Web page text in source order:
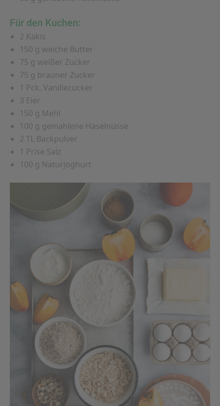
Für den Kuchen:
2 Kakis
150 g weiche Butter
75 g weißer Zucker
75 g brauner Zucker
1 Pck. Vanillezucker
3 Eier
150 g Mehl
100 g gemahlene Haselnüsse
2 TL Backpulver
1 Prise Salz
100 g Naturjoghurt